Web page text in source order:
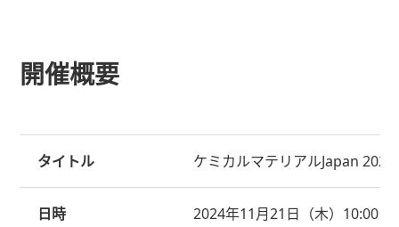
開催概要
タイトル ケミカルマテリアルJapan 2024
日時
2024年11月21日（木）10:00